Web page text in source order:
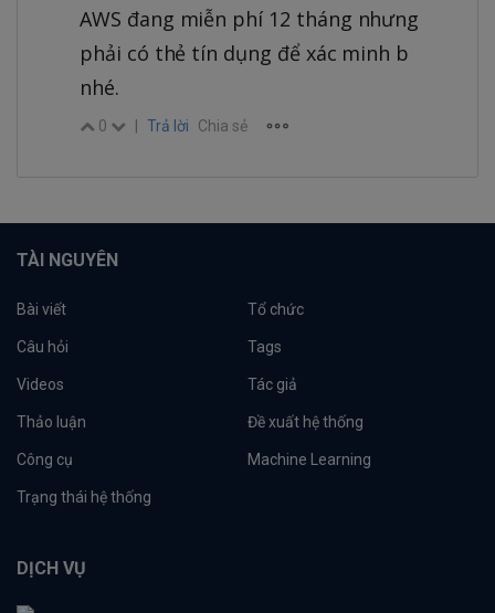
AWS đang miễn phí 12 tháng nhưng
phải có thẻ tín dụng để xác minh b
nhé.
0 Trả lời Chia sẻ
TÀI NGUYÊN
Bài viết Tổ chức
Câu hỏi Tags
Videos Tác giả
Thảo luận Đề xuất hệ thống
Công cụ Machine Learning
Trạng thái hệ thống
DỊCH VỤ